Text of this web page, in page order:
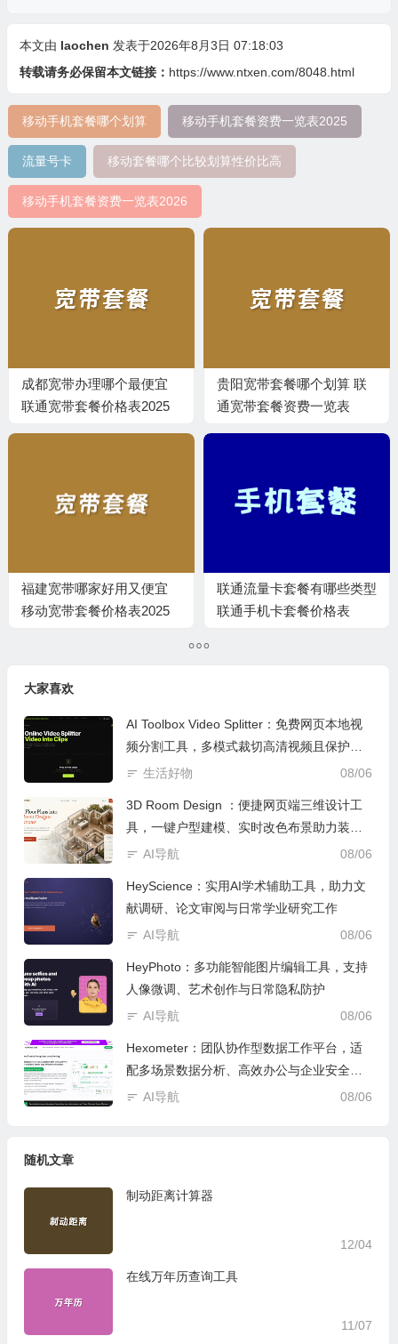
本文由 laochen 发表于2026年8月3日 07:18:03
转载请务必保留本文链接： https://www.ntxen.com/8048.html
移动手机套餐哪个划算 移动手机套餐资费一览表2025
流量号卡 移动套餐哪个比较划算性价比高
移动手机套餐资费一览表2026
成都宽带办理哪个最便宜
联通宽带套餐价格表2025
贵阳宽带套餐哪个划算 联
通宽带套餐资费一览表
福建宽带哪家好用又便宜
移动宽带套餐价格表2025
联通流量卡套餐有哪些类型
联通手机卡套餐价格表
大家喜欢
AI Toolbox Video Splitter：免费网页本地视
频分割工具，多模式裁切高清视频且保护隐
私
08/06
生活好物
3D Room Design ：便捷网页端三维设计工
具，一键户型建模、实时改色布景助力装修
设计
08/06
AI导航
HeyScience：实用AI学术辅助工具，助力文
献调研、论文审阅与日常学业研究工作
08/06
AI导航
HeyPhoto：多功能智能图片编辑工具，支持
人像微调、艺术创作与日常隐私防护
08/06
AI导航
Hexometer：团队协作型数据工作平台，适
配多场景数据分析、高效办公与企业安全管
控
08/06
AI导航
随机文章
制动距离计算器
12/04
在线万年历查询工具
11/07